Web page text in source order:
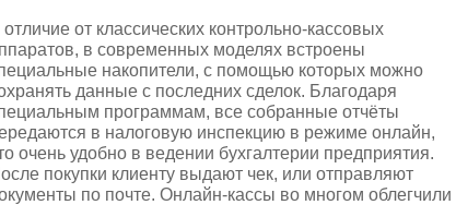
отличие от классических контрольно-кассовых
в современных моделях встроены
накопители, с помощью которых можно
данные с последних сделок. Благодаря
программам, все собранные отчёты
в налоговую инспекцию в режиме онлайн,
очень удобно в ведении бухгалтерии предприятия.
покупки клиенту выдают чек, или отправляют
по почте. Онлайн-кассы во многом облегчили